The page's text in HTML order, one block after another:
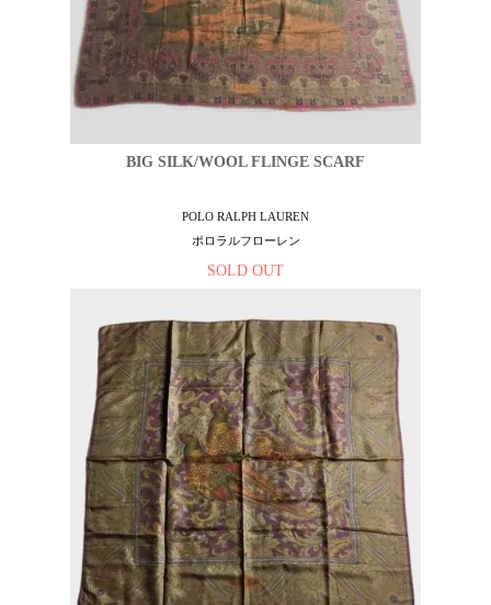
BIG SILK/WOOL FLINGE SCARF
POLO RALPH LAUREN
ポロラルフローレン
SOLD OUT